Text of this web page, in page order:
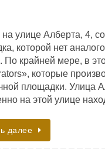
на улице Алберта, 4,
которой нет
По крайней мере, в
которые
площадки. Улица
на этой улице
далее